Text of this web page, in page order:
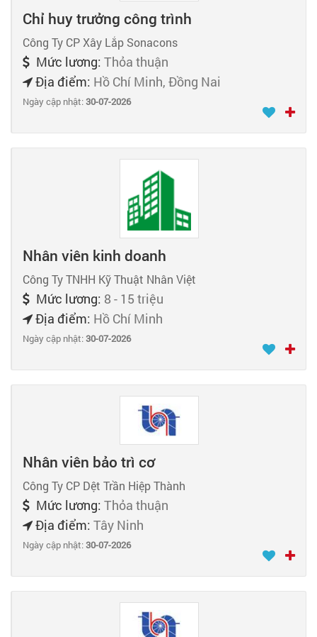
Chỉ huy trưởng công trình
Công Ty CP Xây Lắp Sonacons
Mức lương: Thỏa thuận
Địa điểm: Hồ Chí Minh, Đồng Nai
Ngày cập nhật:30-07-2026
Nhân viên kinh doanh
Công Ty TNHH Kỹ Thuật Nhân Việt
Mức lương: 8 - 15 triệu
Địa điểm: Hồ Chí Minh
Ngày cập nhật:30-07-2026
Nhân viên bảo trì cơ
Công Ty CP Dệt Trần Hiệp Thành
Mức lương: Thỏa thuận
Địa điểm: Tây Ninh
Ngày cập nhật:30-07-2026